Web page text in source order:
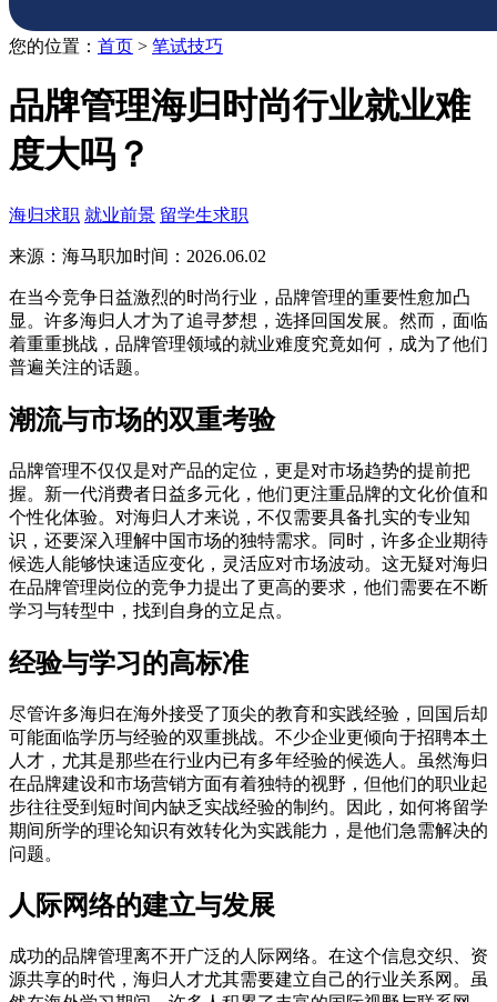
您的位置： 首页 > 笔试技巧
品牌管理海归时尚行业就业难
度大吗？
海归求职 就业前景 留学生求职
来源：海马职加时间：2026.06.02
在当今竞争日益激烈的时尚行业，品牌管理的重要性愈加凸
显。许多海归人才为了追寻梦想，选择回国发展。然而，面临
着重重挑战，品牌管理领域的就业难度究竟如何，成为了他们
普遍关注的话题。
潮流与市场的双重考验
品牌管理不仅仅是对产品的定位，更是对市场趋势的提前把
握。新一代消费者日益多元化，他们更注重品牌的文化价值和
个性化体验。对海归人才来说，不仅需要具备扎实的专业知
识，还要深入理解中国市场的独特需求。同时，许多企业期待
候选人能够快速适应变化，灵活应对市场波动。这无疑对海归
在品牌管理岗位的竞争力提出了更高的要求，他们需要在不断
学习与转型中，找到自身的立足点。
经验与学习的高标准
尽管许多海归在海外接受了顶尖的教育和实践经验，回国后却
可能面临学历与经验的双重挑战。不少企业更倾向于招聘本土
人才，尤其是那些在行业内已有多年经验的候选人。虽然海归
在品牌建设和市场营销方面有着独特的视野，但他们的职业起
步往往受到短时间内缺乏实战经验的制约。因此，如何将留学
期间所学的理论知识有效转化为实践能力，是他们急需解决的
问题。
人际网络的建立与发展
成功的品牌管理离不开广泛的人际网络。在这个信息交织、资
源共享的时代，海归人才尤其需要建立自己的行业关系网。虽